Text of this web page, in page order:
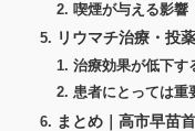
喫煙が与える影響
リウマチ治療・投
治療効果が低下す
患者にとっては重
まとめ｜高市早苗